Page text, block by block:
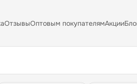
ОтзывыОптовым покупателямАкции